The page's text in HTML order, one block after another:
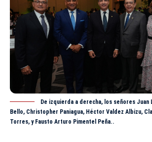
De izquierda a derecha, los señores Juan
Bello, Christopher Paniagua, Héctor Valdez Albizu,
Torres, y Fausto Arturo Pimentel Peña..